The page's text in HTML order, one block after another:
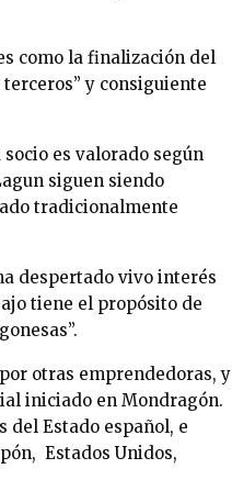
como la finalización del
y consiguiente
es valorado según
siguen siendo
tradicionalmente
despertado vivo interés
tiene el propósito de
otras emprendedoras, y
iniciado en Mondragón.
del Estado español, e
Estados Unidos,